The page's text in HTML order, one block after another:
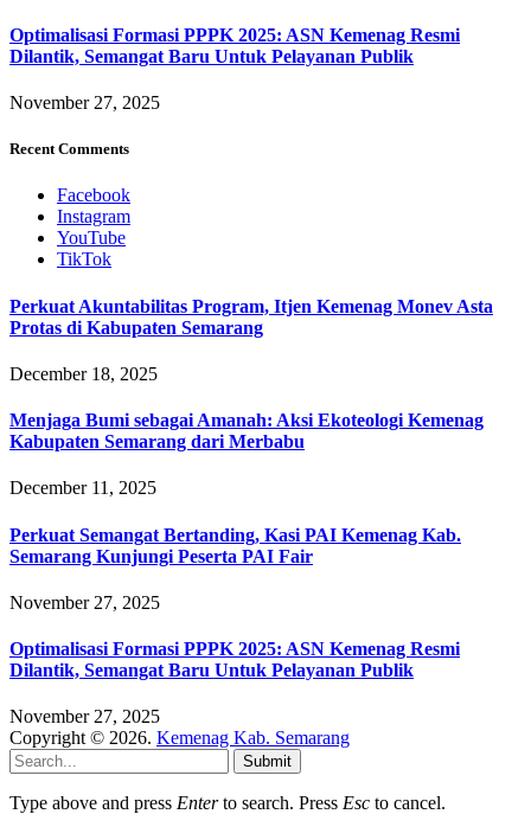
Optimalisasi Formasi PPPK 2025: ASN Kemenag Resmi
Dilantik, Semangat Baru Untuk Pelayanan Publik
November 27, 2025
Recent Comments
Facebook
Instagram
YouTube
TikTok
Perkuat Akuntabilitas Program, Itjen Kemenag Monev Asta
Protas di Kabupaten Semarang
December 18, 2025
Menjaga Bumi sebagai Amanah: Aksi Ekoteologi Kemenag
Kabupaten Semarang dari Merbabu
December 11, 2025
Perkuat Semangat Bertanding, Kasi PAI Kemenag Kab.
Semarang Kunjungi Peserta PAI Fair
November 27, 2025
Optimalisasi Formasi PPPK 2025: ASN Kemenag Resmi
Dilantik, Semangat Baru Untuk Pelayanan Publik
November 27, 2025
Copyright © 2026. Kemenag Kab. Semarang
Submit
Type above and press Enterto search. Press Esc to cancel.